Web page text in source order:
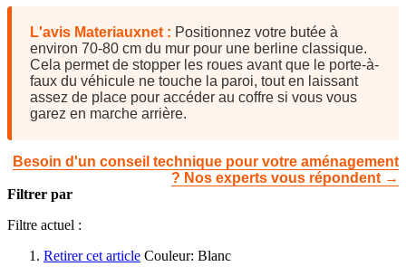
L'avis Materiauxnet : Positionnez votre butée à
environ 70-80 cm du mur pour une berline classique.
Cela permet de stopper les roues avant que le porte-à-
faux du véhicule ne touche la paroi, tout en laissant
assez de place pour accéder au coffre si vous vous
garez en marche arrière.
Besoin d'un conseil technique pour votre aménagement
? Nos experts vous répondent →
Filtrer par
Filtre actuel :
Retirer cet article Couleur: Blanc